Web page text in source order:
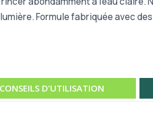
Formule fabriquée avec
CONSEILS D’UTILISATION